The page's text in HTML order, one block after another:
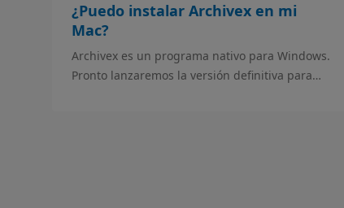
¿Puedo instalar Archivex en mi
Mac?
Archivex es un programa nativo para Windows.
Pronto lanzaremos la versión definitiva para